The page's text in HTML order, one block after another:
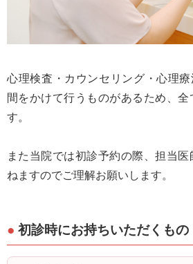
心理検査・カウンセリング・心理
間をかけて行うものがあるため、全
す。
また当院では初診予約の際、担当
ねますのでご理解お願いします。
初診時にお持ちいただくもの